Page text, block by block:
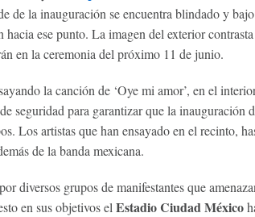
de la inauguración se encuentra blindado y bajo
hacia ese punto. La imagen del exterior
en la ceremonia del próximo 11 de junio.
la canción de ‘Oye mi amor’, en el
seguridad para garantizar que la inauguración
Los artistas que han ensayado en el recinto,
de la banda mexicana.
diversos grupos de manifestantes que
en sus objetivos el Estadio Ciudad México